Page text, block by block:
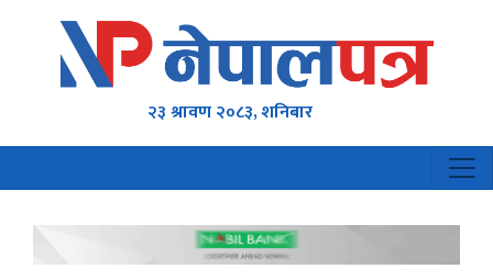
२३ श्रावण २०८३, शनिबार